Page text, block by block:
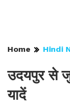
Home Hindi
उदयपुर से
यादें